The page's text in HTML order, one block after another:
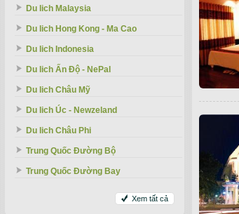
Du lich Malaysia
Du lich Hong Kong - Ma Cao
Du lich Indonesia
Du lich Ấn Độ - NePal
Du lich Châu Mỹ
Du lich Úc - Newzeland
Du lich Châu Phi
Trung Quốc Đường Bộ
Trung Quốc Đường Bay
Xem tất cả